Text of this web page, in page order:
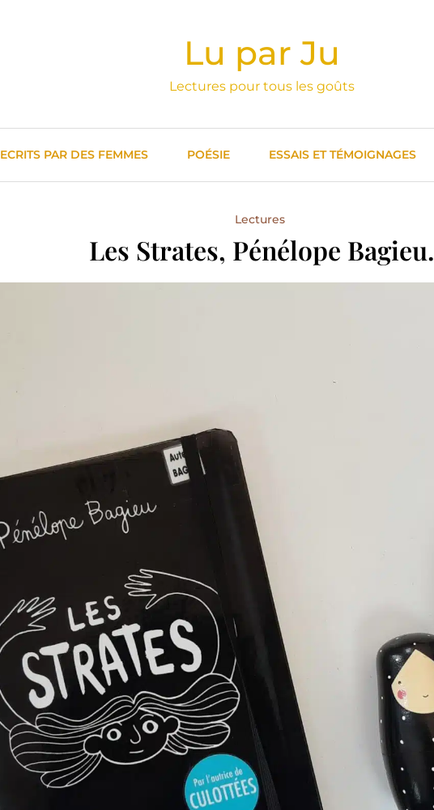
Lu par Ju
Lectures pour tous les goûts
ECRITS PAR DES FEMMES POÉSIE ESSAIS ET TÉMOIGNAGES
Lectures
Les Strates, Pénélope Bagieu.